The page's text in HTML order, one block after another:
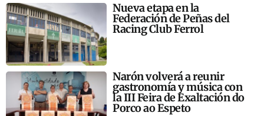
Nueva etapa en la
Federación de Peñas del
Racing Club Ferrol
Narón volverá a reunir
gastronomía y música con
la III Feira de Exaltación do
Porco ao Espeto